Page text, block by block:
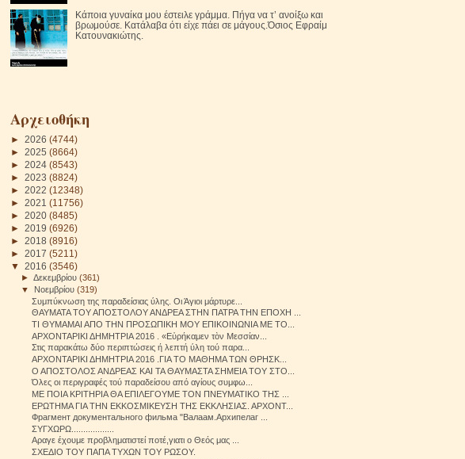
Κάποια γυναίκα μου έστειλε γράμμα. Πήγα να τ’ ανοίξω και
βρωμούσε. Κατάλαβα ότι είχε πάει σε μάγους.Όσιος Εφραίμ
Κατουνακιώτης.
Αρχειοθήκη
► 2026 (4744)
► 2025 (8664)
► 2024 (8543)
► 2023 (8824)
► 2022 (12348)
► 2021 (11756)
► 2020 (8485)
► 2019 (6926)
► 2018 (8916)
► 2017 (5211)
▼ 2016 (3546)
►Δεκεμβρίου(361)
▼ Νοεμβρίου(319)
Συμπύκνωση της παραδείσιας ύλης. Οι Άγιοι μάρτυρε...
ΘΑΥΜΑΤΑ ΤΟΥ ΑΠΟΣΤΟΛΟΥ ΑΝΔΡΕΑ ΣΤΗΝ ΠΑΤΡΑ ΤΗΝ ΕΠΟΧΗ ...
ΤΙ ΘΥΜΑΜΑΙ ΑΠΟ ΤΗΝ ΠΡΟΣΩΠΙΚΗ ΜΟΥ ΕΠΙΚΟΙΝΩΝΙΑ ΜΕ ΤΟ...
ΑΡΧΟΝΤΑΡΙΚΙ ΔΗΜΗΤΡΙΑ 2016 . «Εὐρήκαμεν τὸν Μεσσίαν...
Στις παρακάτω δύο περιπτώσεις ή λεπτή ύλη τού παρα...
ΑΡΧΟΝΤΑΡΙΚΙ ΔΗΜΗΤΡΙΑ 2016 .ΓΙΑ ΤΟ ΜΑΘΗΜΑ ΤΩΝ ΘΡΗΣΚ...
Ο ΑΠΟΣΤΟΛΟΣ ΑΝΔΡΕΑΣ ΚΑΙ ΤΑ ΘΑΥΜΑΣΤΑ ΣΗΜΕΙΑ ΤΟΥ ΣΤΟ...
Όλες οι περιγραφές τού παραδείσου από αγίους συμφω...
ΜΕ ΠΟΙΑ ΚΡΙΤΗΡΙΑ ΘΑ ΕΠΙΛΕΓΟΥΜΕ ΤΟΝ ΠΝΕΥΜΑΤΙΚΟ ΤΗΣ ...
ΕΡΩΤΗΜΑ ΓΙΑ ΤΗΝ ΕΚΚΟΣΜΙΚΕΥΣΗ ΤΗΣ ΕΚΚΛΗΣΙΑΣ. ΑΡΧΟΝΤ...
Фрагмент документального фильма "Валаам.Архипелаг ...
ΣΥΓΧΩΡΩ..................
Αραγε έχουμε προβληματιστεί ποτέ,γιατι ο Θεός μας ...
ΣΧΕΔΙΟ ΤΟΥ ΠΑΠΑ ΤΥΧΩΝ ΤΟΥ ΡΩΣΟΥ.